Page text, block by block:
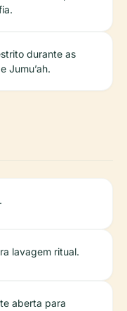
durante as
Jumu’ah.
lavagem ritual.
aberta para